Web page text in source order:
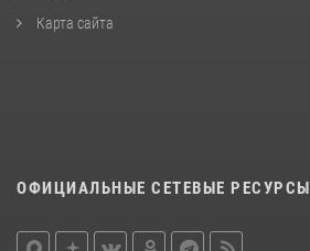
Карта сайта
ОФИЦИАЛЬНЫЕ СЕТЕВЫЕ РЕСУРСЫ